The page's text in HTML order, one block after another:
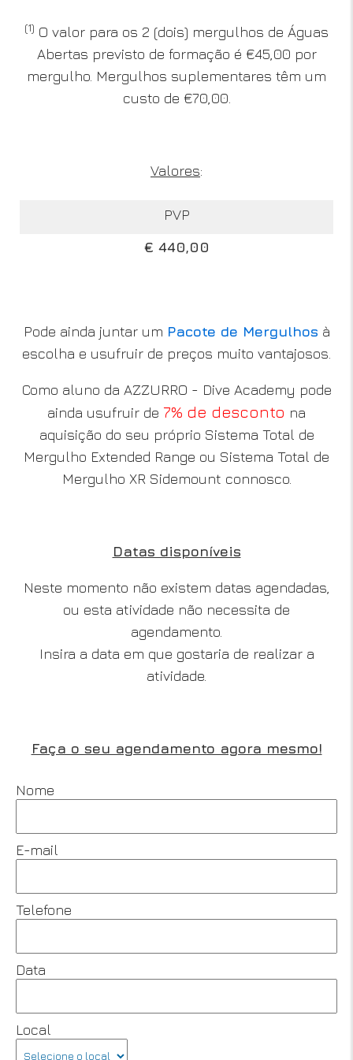
(1) O valor para os 2 (dois) mergulhos de Águas
Abertas previsto de formação é €45,00 por
mergulho. Mergulhos suplementares têm um
custo de €70,00.
Valores:
PVP
€ 440,00
Pode ainda juntar um Pacote de Mergulhos à
escolha e usufruir de preços muito vantajosos.
Como aluno da AZZURRO - Dive Academy pode
ainda usufruir de 7% de desconto na
aquisição do seu próprio Sistema Total de
Mergulho Extended Range ou Sistema Total de
Mergulho XR Sidemount connosco.
Datas disponíveis
Neste momento não existem datas agendadas,
ou esta atividade não necessita de
agendamento.
Insira a data em que gostaria de realizar a
atividade.
Faça o seu agendamento agora mesmo!
Nome
E-mail
Telefone
Data
Local